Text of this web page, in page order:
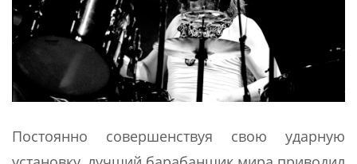
Постоянно совершенствуя свою ударную